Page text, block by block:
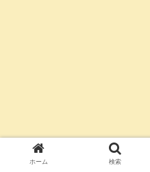
ホーム 検索